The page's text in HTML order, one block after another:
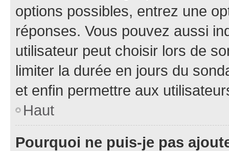
options possibles, entrez une
réponses. Vous pouvez aussi
utilisateur peut choisir lors de
limiter la durée en jours du
et enfin permettre aux
Haut
Pourquoi ne puis-je pas